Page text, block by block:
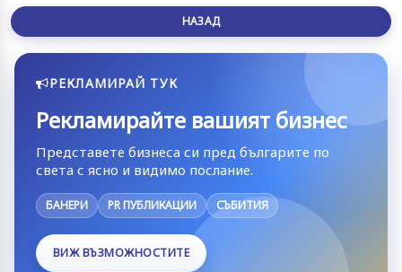
НАЗАД
РЕКЛАМИРАЙ ТУК
Рекламирайте вашият бизнес
Представете бизнеса си пред българите по
света с ясно и видимо послание.
БАНЕРИ PR ПУБЛИКАЦИИ СЪБИТИЯ
ВИЖ ВЪЗМОЖНОСТИТЕ